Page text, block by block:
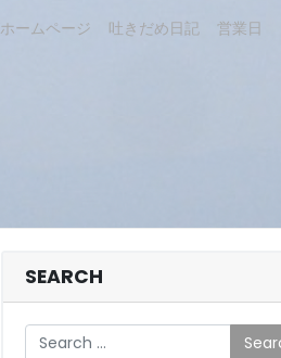
ホームページ 吐きだめ日記 営業日
SEARCH
Search